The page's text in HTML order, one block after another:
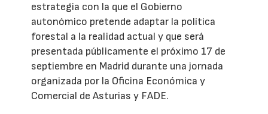
estrategia con la que el Gobierno
autonómico pretende adaptar la política
forestal a la realidad actual y que será
presentada públicamente el próximo 17 de
septiembre en Madrid durante una jornada
organizada por la Oficina Económica y
Comercial de Asturias y FADE.